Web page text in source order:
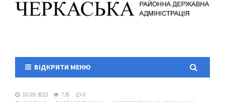
ВІДКРИТИ МЕНЮ
10.09.2023 735
0